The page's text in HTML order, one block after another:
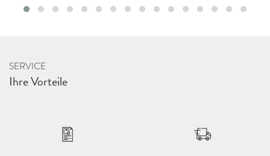
SERVICE
Ihre Vorteile